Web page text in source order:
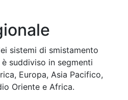
sistemi di smistamento
suddiviso in segmenti
Europa, Asia Pacifico,
Oriente e Africa.